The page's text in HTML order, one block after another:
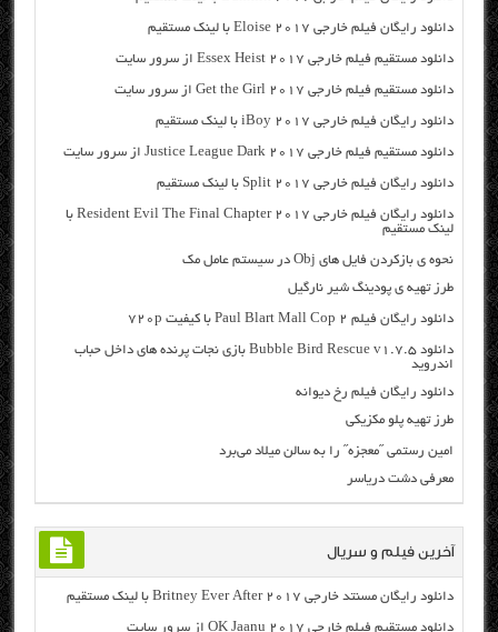
دانلود رایگان فیلم خارجی Eloise 2017 با لینک مستقیم
دانلود مستقیم فیلم خارجی Essex Heist 2017 از سرور سایت
دانلود مستقیم فیلم خارجی Get the Girl 2017 از سرور سایت
دانلود رایگان فیلم خارجی iBoy 2017 با لینک مستقیم
دانلود مستقیم فیلم خارجی Justice League Dark 2017 از سرور سایت
دانلود رایگان فیلم خارجی Split 2017 با لینک مستقیم
دانلود رایگان فیلم خارجی Resident Evil The Final Chapter 2017 با
لینک مستقیم
نحوه ی بازکردن فایل های Obj در سیستم عامل مک
طرز تهیه ی پودینگ شیر نارگیل
دانلود رایگان فیلم Paul Blart Mall Cop 2 با کیفیت ۷۲۰p
دانلود Bubble Bird Rescue v1.7.5 بازی نجات پرنده های داخل حباب
اندروید
دانلود رایگان فیلم رخ دیوانه
طرز تهیه پلو مکزیکی
امین رستمی ˝معجزه˝ را به سالن میلاد می‌برد
معرفی دشت دریاسر
آخرین فیلم و سریال
دانلود رایگان مسنتد خارجی Britney Ever After 2017 با لینک مستقیم
دانلود مستقیم فیلم خارجی OK Jaanu 2017 از سرور سایت